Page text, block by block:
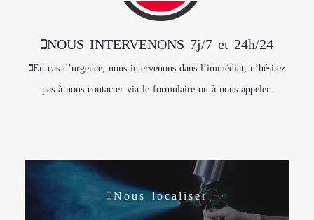
NOUS INTERVENONS 7j/7 et 24h/24
En cas d’urgence, nous intervenons dans l’immédiat, n’hésitez
pas à nous contacter via le formulaire ou à nous appeler.
Nous localiser